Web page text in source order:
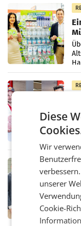
in
Diese
Wir
unserer
Cookie-